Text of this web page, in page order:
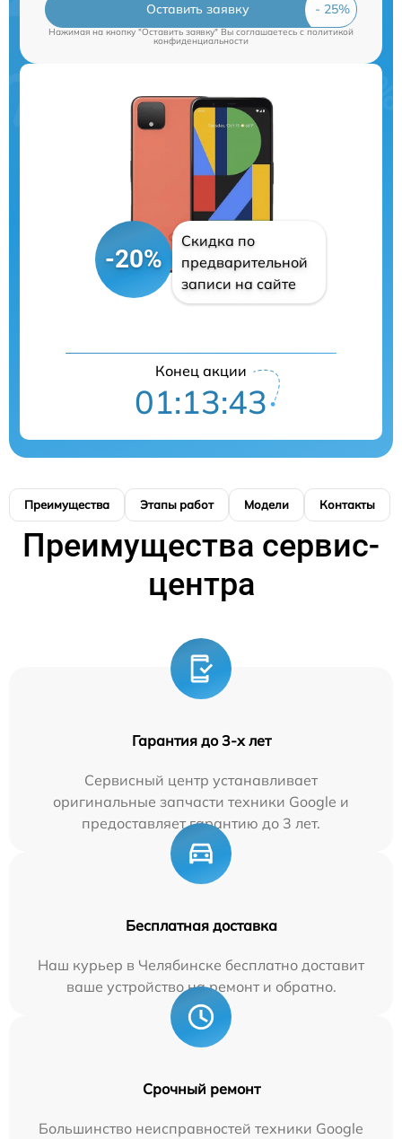
Оставить заявку
Нажимая на кнопку "Оставить заявку" Вы соглашаетесь c политикой
конфиденциальности
-20%
Скидка по
предварительной
записи на сайте
Конец акции
01:13:42
Преимущества Этапы работ Модели Контакты
Преимущества сервис-
центра
Гарантия до 3-х лет
Сервисный центр устанавливает
оригинальные запчасти техники Google и
предоставляет гарантию до 3 лет.
Бесплатная доставка
Наш курьер в Челябинске бесплатно доставит
ваше устройство на ремонт и обратно.
Срочный ремонт
Большинство неисправностей техники Google